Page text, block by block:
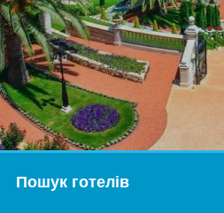
Пошук готелів